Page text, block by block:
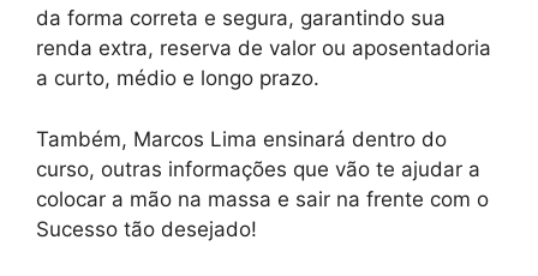
da forma correta e segura, garantindo sua
renda extra, reserva de valor ou aposentadoria
a curto, médio e longo prazo.
Também, Marcos Lima ensinará dentro do
curso, outras informações que vão te ajudar a
colocar a mão na massa e sair na frente com o
Sucesso tão desejado!